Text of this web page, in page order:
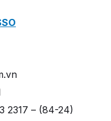
2317 – (84-24)